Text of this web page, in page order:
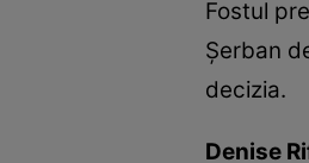
Fostul
Șerban
decizia.
Denise